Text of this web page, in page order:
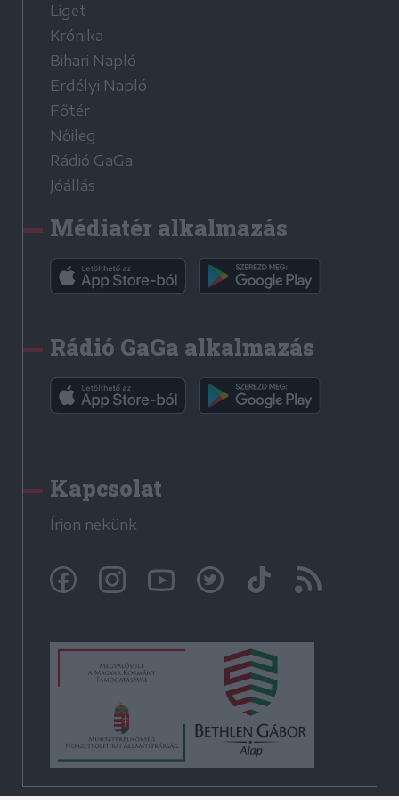
Liget
Krónika
Bihari Napló
Erdélyi Napló
Főtér
Nőileg
Rádió GaGa
Jóállás
Médiatér alkalmazás
Rádió GaGa alkalmazás
Kapcsolat
Írjon nekünk